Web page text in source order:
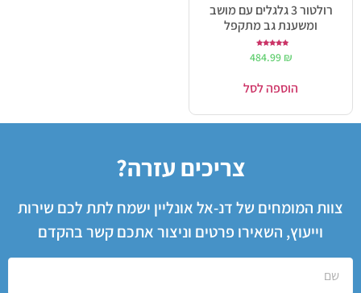
רולטור 3 גלגלים עם מושב
ומשענת גב מתקפל
5.00
484.99 ₪
הוספה לסל
צריכים עזרה?
צוות המומחים של דנ-אל אונליין ישמח לתת לכם שירות
וייעוץ, השאירו פרטים וניצור אתכם קשר בהקדם